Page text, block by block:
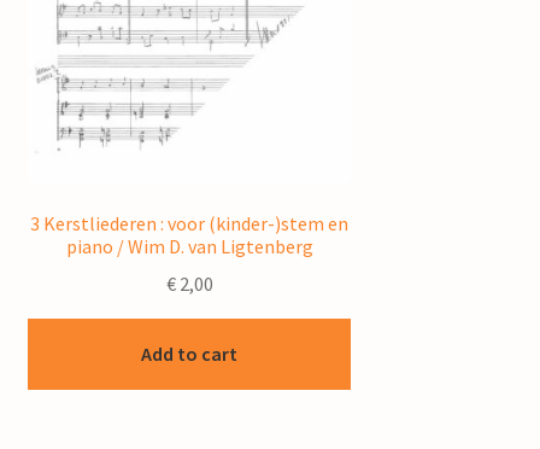
3 Kerstliederen : voor (kinder-)stem en
piano / Wim D. van Ligtenberg
€2,00
Add to cart